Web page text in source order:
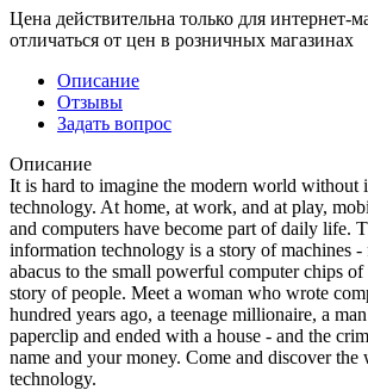
Цена действительна только для интернет-
отличаться от цен в розничных магазинах
Описание
Отзывы
Задать вопрос
Описание
It is hard to imagine the modern world without
technology. At home, at work, and at play,
and computers have become part of daily life.
information technology is a story of machines -
abacus to the small powerful computer chips
story of people. Meet a woman who wrote
hundred years ago, a teenage millionaire, a
paperclip and ended with a house - and the
name and your money. Come and discover
technology.